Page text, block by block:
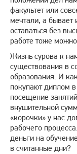
факультет или
мечтали, а бывает
оставаться без
работе тоже
Жизнь сурова к
существования в
образования. И
покупают диплом
посещение
внушительной
«корочки» у нас
рабочего
деньги на
в считанные дни?